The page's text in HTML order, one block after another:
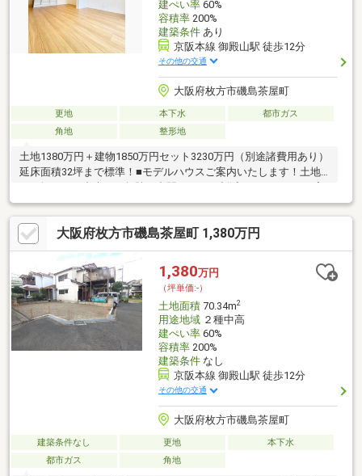
建ぺい率60%
容積率200%
建築条件あり
京阪本線 御殿山駅 徒歩12分
その他の交通
大阪府枚方市磯島茶屋町
更地 本下水
都市ガス
角地
整形地
土地1380万円＋建物1850万円セット3230万円（別途諸費用あり）
延床面積32坪まで標準！■モデルハウスご案内いたします！土地
現しました。■納得いくまでこだわった良質な新築戸建てをロー
コストで建築可能〇プラン変更何度も可能です。お客様に寄り添
い、後悔のない家づくりのお手伝いを全力でサポートいたしま
す。〇キッチンや窓、扉等の住宅設備仕様は、２つのベースから
お選びいただけます。〇CADを使った実写に近い外観および内観
パースを作成いたします。■ネット掲載不可物件等、土地情報ご
ざいます！ぜひ一度お問い合わせください。
大阪府枚方市磯島茶屋町 1,380万円
1,380万円
（坪単価:-）
土地面積70.34m2
用途地域２種中高
建ぺい率60%
容積率200%
建築条件なし
京阪本線 御殿山駅 徒歩12分
その他の交通
大阪府枚方市磯島茶屋町
建築条件なし 更地
本下水
都市ガス
角地